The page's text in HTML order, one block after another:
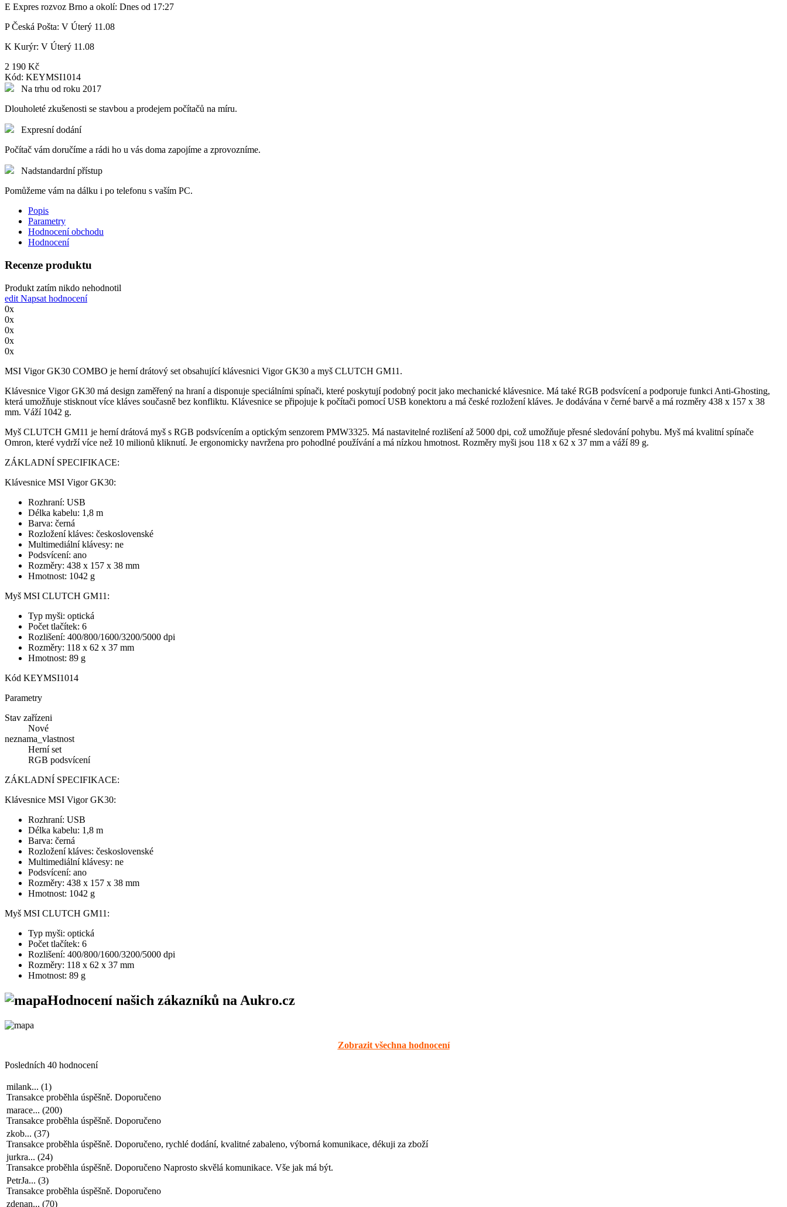
E Expres rozvoz Brno a okolí: Dnes od 17:27
P Česká Pošta: V Úterý 11.08
K Kurýr: V Úterý 11.08
2 190 Kč
Kód: KEYMSI1014
Na trhu od roku 2017
Dlouholeté zkušenosti se stavbou a prodejem počítačů na míru.
Expresní dodání
Počítač vám doručíme a rádi ho u vás doma zapojíme a zprovozníme.
Nadstandardní přístup
Pomůžeme vám na dálku i po telefonu s vaším PC.
Popis
Parametry
Hodnocení obchodu
Hodnocení
Recenze produktu
Produkt zatím nikdo nehodnotil
edit Napsat hodnocení
0x
0x
0x
0x
0x
MSI Vigor GK30 COMBO je herní drátový set obsahující klávesnici Vigor GK30 a myš CLUTCH GM11.
Klávesnice Vigor GK30 má design zaměřený na hraní a disponuje speciálními spínači, které poskytují podobný pocit jako mechanické klávesnice. Má také RGB podsvícení a podporuje funkci Anti-Ghosting,
která umožňuje stisknout více kláves současně bez konfliktu. Klávesnice se připojuje k počítači pomocí USB konektoru a má české rozložení kláves. Je dodávána v černé barvě a má rozměry 438 x 157 x 38
mm. Váží 1042 g.
Myš CLUTCH GM11 je herní drátová myš s RGB podsvícením a optickým senzorem PMW3325. Má nastavitelné rozlišení až 5000 dpi, což umožňuje přesné sledování pohybu. Myš má kvalitní spínače
Omron, které vydrží více než 10 milionů kliknutí. Je ergonomicky navržena pro pohodlné používání a má nízkou hmotnost. Rozměry myši jsou 118 x 62 x 37 mm a váží 89 g.
ZÁKLADNÍ SPECIFIKACE:
Klávesnice MSI Vigor GK30:
Rozhraní: USB
Délka kabelu: 1,8 m
Barva: černá
Rozložení kláves: československé
Multimediální klávesy: ne
Podsvícení: ano
Rozměry: 438 x 157 x 38 mm
Hmotnost: 1042 g
Myš MSI CLUTCH GM11:
Typ myši: optická
Počet tlačítek: 6
Rozlišení: 400/800/1600/3200/5000 dpi
Rozměry: 118 x 62 x 37 mm
Hmotnost: 89 g
Kód KEYMSI1014
Parametry
Stav zařízeni
Nové
neznama_vlastnost
Herní set
RGB podsvícení
ZÁKLADNÍ SPECIFIKACE:
Klávesnice MSI Vigor GK30:
Rozhraní: USB
Délka kabelu: 1,8 m
Barva: černá
Rozložení kláves: československé
Multimediální klávesy: ne
Podsvícení: ano
Rozměry: 438 x 157 x 38 mm
Hmotnost: 1042 g
Myš MSI CLUTCH GM11:
Typ myši: optická
Počet tlačítek: 6
Rozlišení: 400/800/1600/3200/5000 dpi
Rozměry: 118 x 62 x 37 mm
Hmotnost: 89 g
Hodnocení našich zákazníků na Aukro.cz
Zobrazit všechna hodnocení
Posledních 40 hodnocení
milank... (1)
Transakce proběhla úspěšně. Doporučeno
marace... (200)
Transakce proběhla úspěšně. Doporučeno
zkob... (37)
Transakce proběhla úspěšně. Doporučeno, rychlé dodání, kvalitné zabaleno, výborná komunikace, dékuji za zboží
jurkra... (24)
Transakce proběhla úspěšně. Doporučeno Naprosto skvělá komunikace. Vše jak má být.
PetrJa... (3)
Transakce proběhla úspěšně. Doporučeno
zdenan... (70)